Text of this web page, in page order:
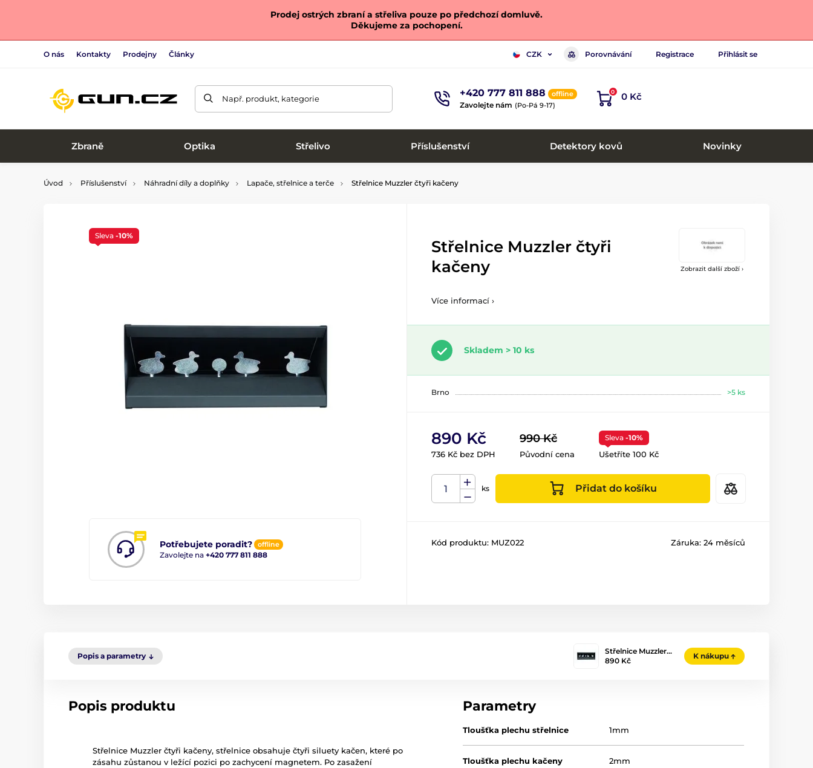
Prodej ostrých zbraní a střeliva pouze po předchozí domluvě.
Děkujeme za pochopení.
O nás Kontakty Prodejny Články CZK Porovnávání Registrace Přihlásit se
Např. produkt, kategorie +420 777 811 888 offline
Zavolejte nám (Po-Pá 9-17)
0 0 Kč
Zbraně Optika Střelivo Příslušenství Detektory kovů Novinky
Úvod Příslušenství Náhradní díly a doplňky Lapače, střelnice a terče Střelnice Muzzler čtyři kačeny
Zobrazit další zboží ›
Potřebujete poradit? offline
Zavolejte na +420 777 811 888
Sleva -10%
Střelnice Muzzler čtyři
kačeny
Více informací ›
Skladem > 10 ks
Brno >5 ks
990 Kč
Původní cena
890 Kč
736 Kč bez DPH
Sleva -10%
Ušetříte 100 Kč
ks Přidat do košíku
Kód produktu: MUZ022 Záruka: 24 měsíců
Popis a parametry
Střelnice Muzzler…
890 Kč
K nákupu
Popis produktu
Střelnice Muzzler čtyři kačeny, střelnice obsahuje čtyři siluety kačen, které po
zásahu zůstanou v ležící pozici po zachycení magnetem. Po zasažení
Parametry
Tloušťka plechu střelnice 1mm
Tloušťka plechu kačeny 2mm